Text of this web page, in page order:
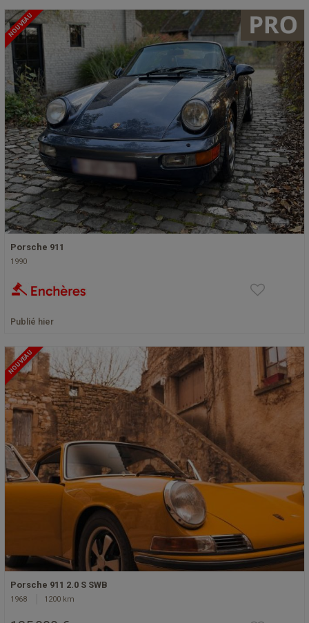
NOUVEAU
Porsche 911
1990
Publié hier
NOUVEAU
Porsche 911 2.0 S SWB
1968 1200 km